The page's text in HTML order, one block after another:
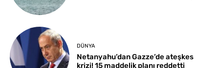
DÜNYA
Netanyahu’dan Gazze’de ateşkes
krizi! 15 maddelik planı reddetti